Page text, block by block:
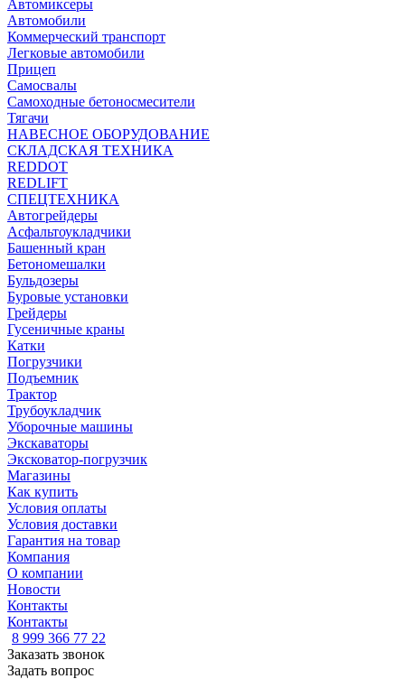
Автомиксеры
Автомобили
Коммерческий транспорт
Легковые автомобили
Прицеп
Самосвалы
Самоходные бетоносмесители
Тягачи
НАВЕСНОЕ ОБОРУДОВАНИЕ
СКЛАДСКАЯ ТЕХНИКА
REDDOT
REDLIFT
СПЕЦТЕХНИКА
Автогрейдеры
Асфальтоукладчики
Башенный кран
Бетономешалки
Бульдозеры
Буровые установки
Грейдеры
Гусеничные краны
Катки
Погрузчики
Подъемник
Трактор
Трубоукладчик
Уборочные машины
Экскаваторы
Эксковатор-погрузчик
Магазины
Как купить
Условия оплаты
Условия доставки
Гарантия на товар
Компания
О компании
Новости
Контакты
Контакты
8 999 366 77 22
Заказать звонок
Задать вопрос